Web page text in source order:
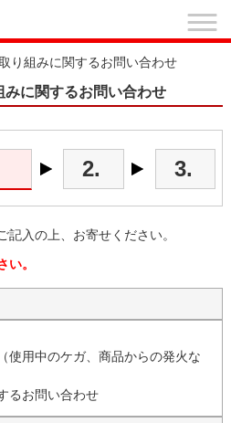
り組みに関するお問い合わせ
に関するお問い合わせ
2. 3.
入の上、お寄せください。
。
使用中のケガ、商品からの発火な
るお問い合わせ